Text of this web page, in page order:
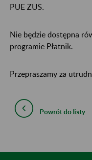
PUE ZUS.
Nie będzie dostępna
programie Płatnik.
Przepraszamy za
Powrót do listy